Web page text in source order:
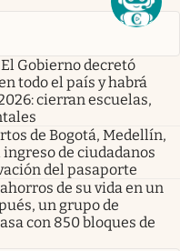
Gobierno decretó
todo el país y habrá
cierran escuelas,
de Bogotá, Medellín,
de ciudadanos
del pasaporte
de su vida en un
un grupo de
con 850 bloques de